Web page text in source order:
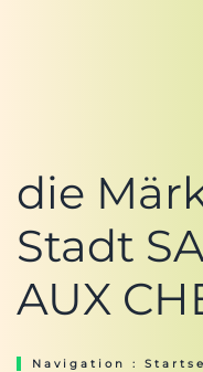
die
Stadt
AUX
Navigation :